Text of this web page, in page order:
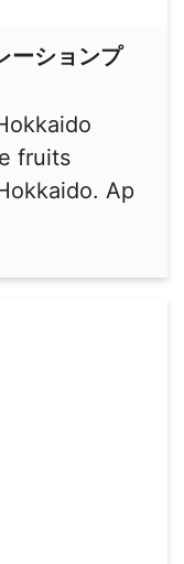
ーションプ
fruits
Ap